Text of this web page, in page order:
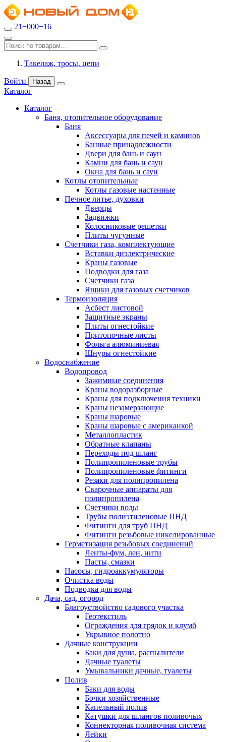
21−000−16
Такелаж, тросы, цепи
Войти Назад
Каталог
Каталог
Баня, отопительное оборудование
Баня
Аксессуары для печей и каминов
Банные принадлежности
Двери для бань и саун
Камни для бань и саун
Окна для бань и саун
Котлы отопительные
Котлы газовые настенные
Печное литье, духовки
Дверцы
Задвижки
Колосниковые решетки
Плиты чугунные
Счетчики газа, комплектующие
Вставки диэлектрические
Краны газовые
Подводки для газа
Счетчики газа
Ящики для газовых счетчиков
Термоизоляция
Асбест листовой
Защитные экраны
Плиты огнестойкие
Притопочные листы
Фольга алюминиевая
Шнуры огнестойкие
Водоснабжение
Водопровод
Зажимные соединения
Краны водоразборные
Краны для подключения техники
Краны незамерзающие
Краны шаровые
Краны шаровые с американкой
Металлопластик
Обратные клапаны
Переходы под шланг
Полипропиленовые трубы
Полипропиленовые фитинги
Резаки для полипропилена
Сварочные аппараты для
полипропилена
Счетчики воды
Трубы полиэтиленовые ПНД
Фитинги для труб ПНД
Фитинги резьбовые никелированные
Герметизация резьбовых соединений
Ленты-фум, лен, нити
Пасты, смазки
Насосы, гидроаккумуляторы
Очистка воды
Подводка для воды
Дача, сад, огород
Благоуствойство садового участка
Геотекстиль
Ограждения для грядок и клумб
Укрывное полотно
Дачные конструкции
Баки для душа, распылители
Дачные туалеты
Умывальники дачные, туалеты
Полив
Баки для воды
Бочки хозяйственные
Капельный полив
Катушки для шлангов поливочых
Коннекторная поливочная система
Лейки